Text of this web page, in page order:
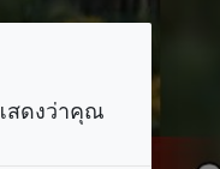
สดงว่าคุณ